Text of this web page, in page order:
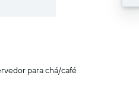
para chá/café